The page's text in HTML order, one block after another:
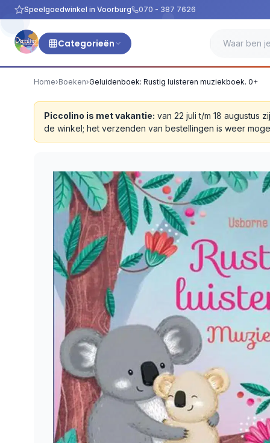
Speelgoedwinkel in Voorburg 070 - 387 7626
Categorieën
Home›Boeken›Geluidenboek: Rustig luisteren muziekboek. 0+
Piccolino is met vakantie: van 22 juli t/m 18 augustus
de winkel; het verzenden van bestellingen is weer